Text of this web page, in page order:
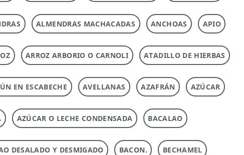
ALMENDRAS MACHACADAS ANCHOAS APIO
ARROZ ARBORIO O CARNOLI ATADILLO DE HIERBAS
EN ESCABECHE AVELLANAS AZAFRÁN AZÚCAR
AZÚCAR O LECHE CONDENSADA BACALAO
DESALADO Y DESMIGADO BACON. BECHAMEL